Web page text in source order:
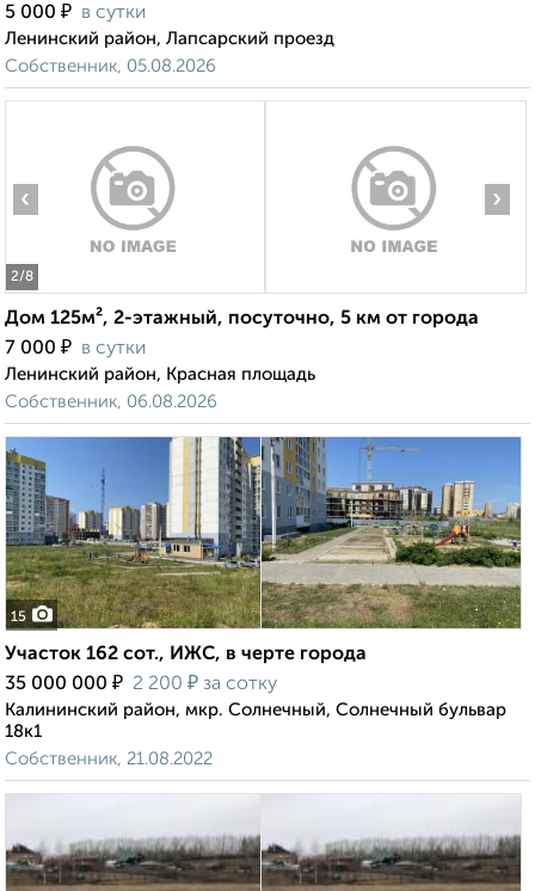
5 000 ₽ в сутки
Ленинский район, Лапсарский проезд
Собственник, 05.08.2026
2/8
‹ ›
Дом 125м², 2-этажный, посуточно, 5 км от города
7 000 ₽ в сутки
Ленинский район, Красная площадь
Собственник, 06.08.2026
15
Участок 162 сот., ИЖС, в черте города
35 000 000 ₽ 2 200 ₽ за сотку
Калининский район, мкр. Солнечный, Солнечный бульвар
18к1
Собственник, 21.08.2022